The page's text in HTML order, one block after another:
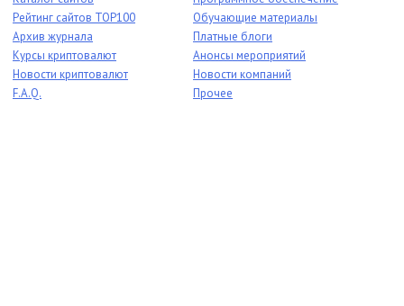
Рейтинг сайтов TOP100
Архив журнала
Курсы криптовалют
Новости криптовалют
F.A.Q.
Обучающие материалы
Платные блоги
Анонсы мероприятий
Новости компаний
Прочее